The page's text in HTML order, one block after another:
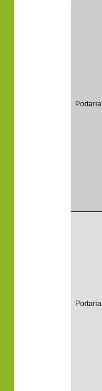
Portaria
Portaria